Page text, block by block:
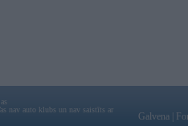
nav auto klubs un nav saistīts ar
Galvena